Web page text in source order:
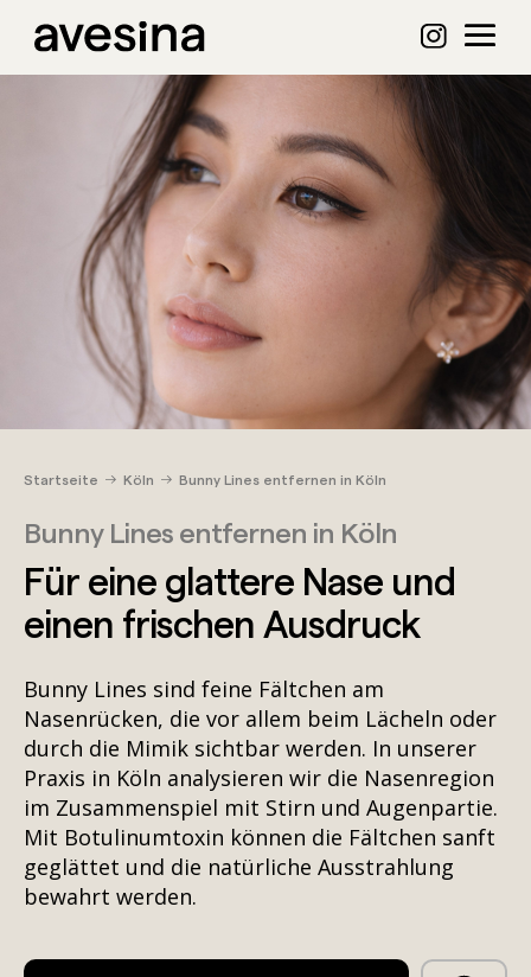
Startseite Köln Bunny Lines entfernen in Köln
Bunny Lines entfernen in Köln
Für eine glattere Nase und
einen frischen Ausdruck
Bunny Lines sind feine Fältchen am
Nasenrücken, die vor allem beim Lächeln oder
durch die Mimik sichtbar werden. In unserer
Praxis in Köln analysieren wir die Nasenregion
im Zusammenspiel mit Stirn und Augenpartie.
Mit Botulinumtoxin können die Fältchen sanft
geglättet und die natürliche Ausstrahlung
bewahrt werden.